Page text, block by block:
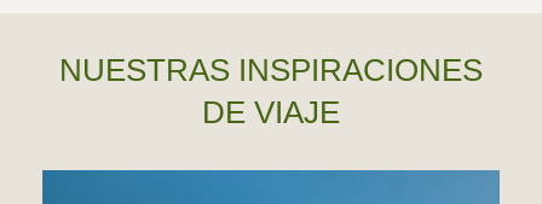
NUESTRAS INSPIRACIONES
DE VIAJE